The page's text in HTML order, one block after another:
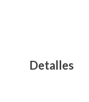
Detalles